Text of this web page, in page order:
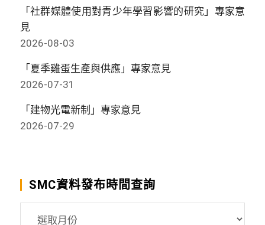
「社群媒體使用對青少年學習影響的研究」專家意
見
2026-08-03
「夏季雞蛋生產與供應」專家意見
2026-07-31
「建物光電新制」專家意見
2026-07-29
SMC資料發布時間查詢